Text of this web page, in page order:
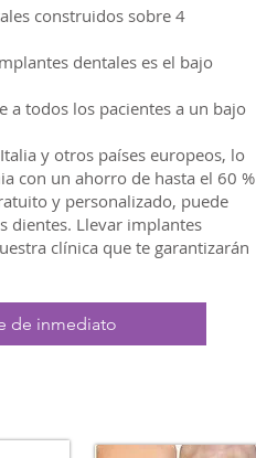
construidos sobre 4
dentales es el bajo
todos los pacientes a un bajo
y otros países europeos, lo
con un ahorro de hasta el 60 %
y personalizado, puede
dientes. Llevar implantes
clínica que te garantizarán
de inmediato